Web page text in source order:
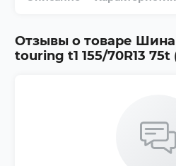
Отзывы о товаре Шина
touring t1 155/70R13 75t